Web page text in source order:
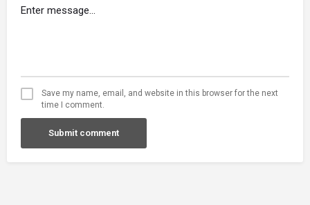
Save my name, email, and website in this browser for the next
time I comment.
Submit comment